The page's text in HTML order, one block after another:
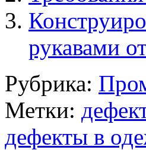
рукавами
Рубрика:
Метки:
дефекты в